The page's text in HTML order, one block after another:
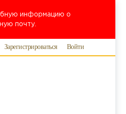
информацию о
почту.
Зарегистрироваться Войти